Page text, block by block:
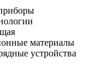
материалы
устройства